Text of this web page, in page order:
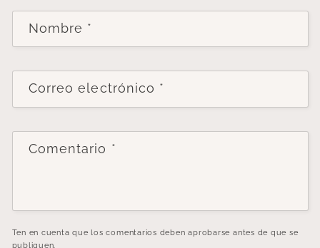
Nombre *
Correo electrónico *
Comentario *
Ten en cuenta que los comentarios deben aprobarse antes de que se
publiquen.